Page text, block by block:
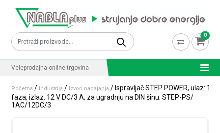
Pretraži: 0
Veleprodajna online trgovina
Početna / Industrija / Izvori napajanja / Ispravljač STEP POWER, ulaz: 1
faza, izlaz: 12 V DC/3 A, za ugradnju na DIN šinu. STEP-PS/
1AC/12DC/3